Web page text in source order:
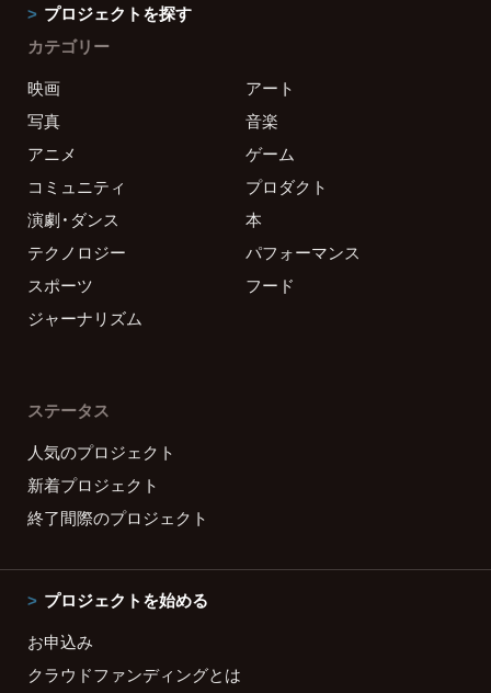
プロジェクトを探す
カテゴリー
映画
アート
写真
音楽
アニメ
ゲーム
コミュニティ
プロダクト
演劇・ダンス
本
テクノロジー
パフォーマンス
スポーツ
フード
ジャーナリズム
ステータス
人気のプロジェクト
新着プロジェクト
終了間際のプロジェクト
プロジェクトを始める
お申込み
クラウドファンディングとは